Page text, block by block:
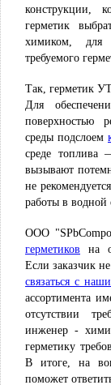
конструкции,
герметик
химиком, для
требуемого
Так, герметик
Для
поверхностью
среды подслоем
среде
вызывают
не
работы в водной
ООО
герметиков на
Если заказчик
связаться с
ассортимента
отсутствии
инженер -
герметику
В итоге, на
поможет